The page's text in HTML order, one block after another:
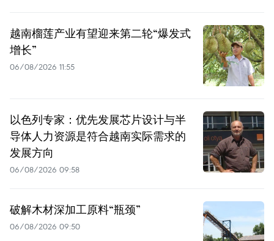
越南榴莲产业有望迎来第二轮“爆发式
增长”
06/08/2026 11:55
以色列专家：优先发展芯片设计与半
导体人力资源是符合越南实际需求的
发展方向
06/08/2026 09:58
破解木材深加工原料“瓶颈”
06/08/2026 09:50